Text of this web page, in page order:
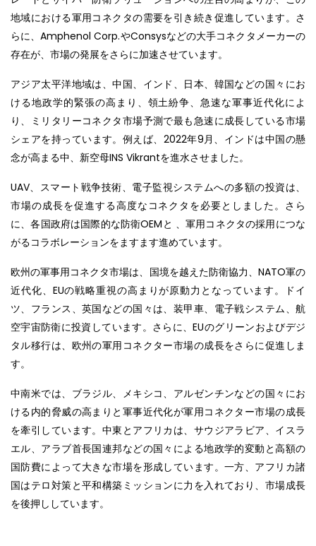
地域における軍用コネクタの需要を引き続き促進しています。さ
らに、Amphenol Corp.やConsysなどの大手コネクタメーカーの
存在が、市場の発展をさらに加速させています。
アジア太平洋地域は、中国、インド、日本、韓国などの国々にお
ける地政学的緊張の高まり、領土紛争、急速な軍事近代化によ
り、ミリタリーコネクタ市場予測で最も急速に成長している市場
シェアを持っています。例えば、2022年9月、インドは中国の懸
念が高まる中、新空母INS Vikrantを進水させました。
UAV、スマート戦争技術、電子監視システムへの多額の投資は、
市場の成長を促進する高度なコネクタを必要としました。さら
に、各国政府は国際的な防衛OEMと 、軍用コネクタの採用につな
がるコラボレーションをますます進めています。
欧州の軍事用コネクタ市場は、国境を越えた防衛協力、NATO軍の
近代化、EUの戦略重視の高まりが原動力となっています。ドイ
ツ、フランス、英国などの国々は、装甲車、電子戦システム、航
空宇宙防衛に投資しています。さらに、EUのグリーンおよびデジ
タル移行は、欧州の軍用コネクター市場の成長をさらに促進しま
す。
中南米では、ブラジル、メキシコ、アルゼンチンなどの国々にお
ける内的脅威の高まりと軍事近代化が軍用コネクター市場の成長
を牽引しています。中東とアフリカは、サウジアラビア、イスラ
エル、アラブ首長国連邦などの国々による地政学的変動と高額の
国防費によって大きな市場を形成しています。一方、アフリカ諸
国はテロ対策と平和構築ミッションに力を入れており、市場成長
を後押ししています。